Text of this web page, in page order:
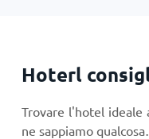
Hoterl
Trovare l'hotel ideale
ne sappiamo qualcosa…